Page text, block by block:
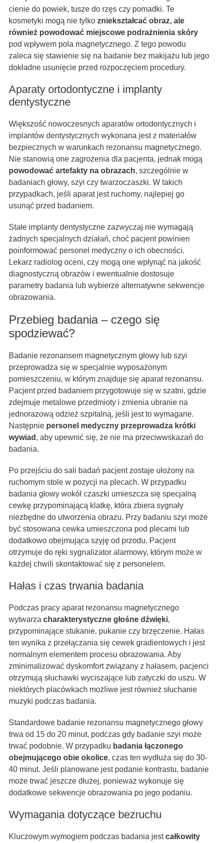
cienie do powiek, tusze do rzęs czy pomadki. Te
kosmetyki mogą nie tylko zniekształcać obraz, ale
również powodować miejscowe podrażnienia skóry
pod wpływem pola magnetycznego. Z tego powodu
zaleca się stawienie się na badanie bez makijażu lub jego
dokładne usunięcie przed rozpoczęciem procedury.
Aparaty ortodontyczne i implanty
dentystyczne
Większość nowoczesnych aparatów ortodontycznych i
implantów dentystycznych wykonana jest z materiałów
bezpiecznych w warunkach rezonansu magnetycznego.
Nie stanowią one zagrożenia dla pacjenta, jednak mogą
powodować artefakty na obrazach, szczególnie w
badaniach głowy, szyi czy twarzoczaszki. W takich
przypadkach, jeśli aparat jest ruchomy, najlepiej go
usunąć przed badaniem.
Stałe implanty dentystyczne zazwyczaj nie wymagają
żadnych specjalnych działań, choć pacjent powinien
poinformować personel medyczny o ich obecności.
Lekarz radiolog oceni, czy mogą one wpłynąć na jakość
diagnostyczną obrazów i ewentualnie dostosuje
parametry badania lub wybierze alternatywne sekwencje
obrazowania.
Przebieg badania – czego się
spodziewać?
Badanie rezonansem magnetycznym głowy lub szyi
przeprowadza się w specjalnie wyposażonym
pomieszczeniu, w którym znajduje się aparat rezonansu.
Pacjent przed badaniem przygotowuje się w szatni, gdzie
zdejmuje metalowe przedmioty i zmienia ubranie na
jednorazową odzież szpitalną, jeśli jest to wymagane.
Następnie personel medyczny przeprowadza krótki
wywiad , aby upewnić się, że nie ma przeciwwskazań do
badania.
Po przejściu do sali badań pacjent zostaje ułożony na
ruchomym stole w pozycji na plecach. W przypadku
badania głowy wokół czaszki umieszcza się specjalną
cewkę przypominającą klatkę, która zbiera sygnały
niezbędne do utworzenia obrazu. Przy badaniu szyi może
być stosowana cewka umieszczona pod plecami lub
dodatkowo obejmująca szyję od przodu. Pacjent
otrzymuje do ręki sygnalizator alarmowy, którym może w
każdej chwili skontaktować się z personelem.
Hałas i czas trwania badania
Podczas pracy aparat rezonansu magnetycznego
wytwarza charakterystyczne głośne dźwięki,
przypominające stukanie, pukanie czy brzęczenie. Hałas
ten wynika z przełączania się cewek gradientowych i jest
normalnym elementem procesu obrazowania. Aby
zminimalizować dyskomfort związany z hałasem, pacjenci
otrzymują słuchawki wyciszające lub zatyczki do uszu. W
niektórych placówkach możliwe jest również słuchanie
muzyki podczas badania.
Standardowe badanie rezonansu magnetycznego głowy
trwa od 15 do 20 minut, podczas gdy badanie szyi może
trwać podobnie. W przypadku badania łączonego
obejmującego obie okolice, czas ten wydłuża się do 30-
40 minut. Jeśli planowane jest podanie kontrastu, badanie
może trwać jeszcze dłużej, ponieważ wykonuje się
dodatkowe sekwencje obrazowania po jego podaniu.
Wymagania dotyczące bezruchu
Kluczowym wymogiem podczas badania jestcałkowity